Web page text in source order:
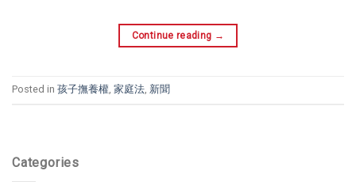
Continue reading →
Posted in 孩子撫養權, 家庭法, 新聞
Categories